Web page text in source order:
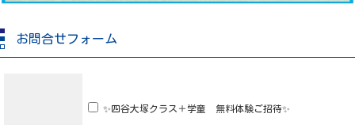
お問合せフォーム
✨四谷大塚クラス＋学童 無料体験ご招待✨